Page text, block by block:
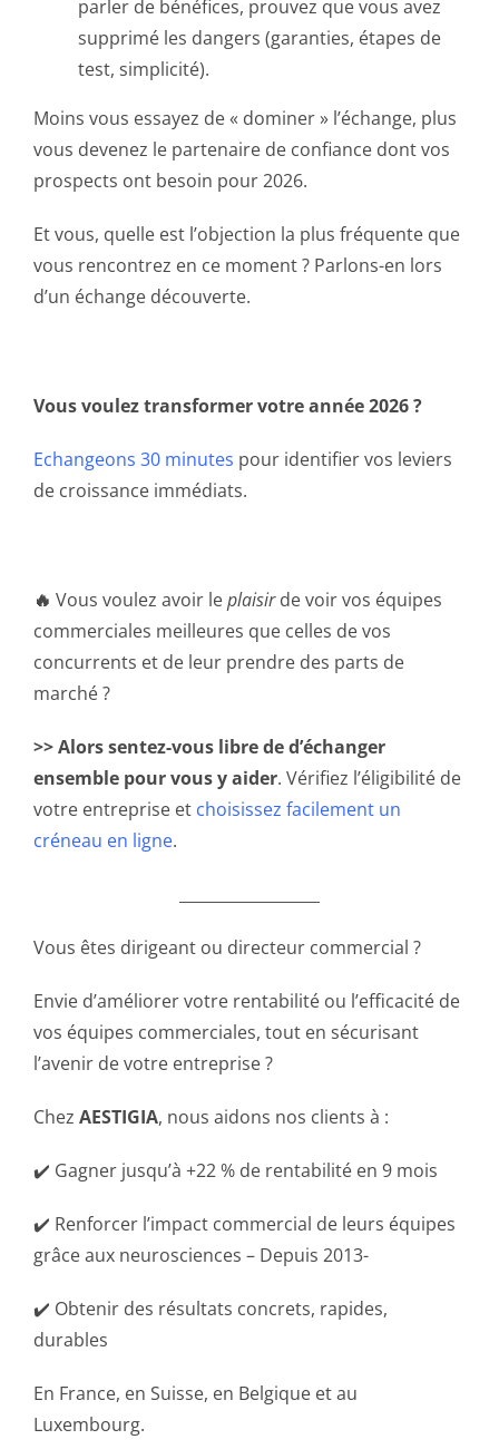
parler de bénéfices, prouvez que vous avez
supprimé les dangers (garanties, étapes de
test, simplicité).
Moins vous essayez de « dominer » l’échange, plus
vous devenez le partenaire de confiance dont vos
prospects ont besoin pour 2026.
Et vous, quelle est l’objection la plus fréquente que
vous rencontrez en ce moment ? Parlons-en lors
d’un échange découverte.
Vous voulez transformer votre année 2026 ?
Echangeons 30 minutes pour identifier vos leviers
de croissance immédiats.
🔥 Vous voulez avoir leplaisirde voir vos équipes
commerciales meilleures que celles de vos
concurrents et de leur prendre des parts de
marché ?
>> Alors sentez-vous libre de d’échanger
ensemble pour vous y aider. Vérifiez l’éligibilité de
votre entreprise et choisissez facilement un
créneau en ligne.
Vous êtes dirigeant ou directeur commercial ?
Envie d’améliorer votre rentabilité ou l’efficacité de
vos équipes commerciales, tout en sécurisant
l’avenir de votre entreprise ?
Chez AESTIGIA, nous aidons nos clients à :
✔️ Gagner jusqu’à +22 % de rentabilité en 9 mois
✔️ Renforcer l’impact commercial de leurs équipes
grâce aux neurosciences – Depuis 2013-
✔️ Obtenir des résultats concrets, rapides,
durables
En France, en Suisse, en Belgique et au
Luxembourg.